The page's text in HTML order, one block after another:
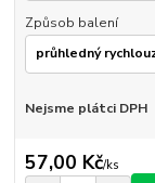
Způsob balení
Nejsme plátci DPH
57,00 Kč/ks